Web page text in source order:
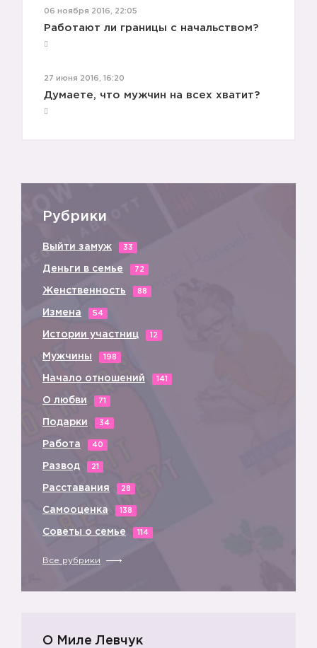
06 ноября 2016, 22:05
Работают ли границы с начальством?
27 июня 2016, 16:20
Думаете, что мужчин на всех хватит?
Рубрики
Выйти замуж 33
Деньги в семье 72
Женственность 88
Измена 54
Истории участниц 12
Мужчины 198
Начало отношений 141
О любви 71
Подарки 34
Работа 40
Развод 21
Расставания 28
Самооценка 138
Советы о семье 114
Все рубрики
О Миле Левчук